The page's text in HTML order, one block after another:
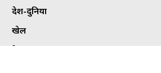
देश-दुनिया
खेल
हेल्थ